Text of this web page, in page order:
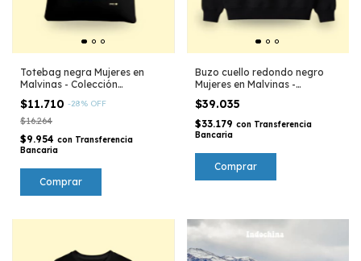
Totebag negra Mujeres en
Malvinas - Colección
$11.710 -28% OFF
$16.264
$9.954 con Transferencia
Bancaria
Buzo cuello redondo negro
Mujeres en Malvinas -
$39.035
$33.179 con Transferencia
Bancaria
Comprar